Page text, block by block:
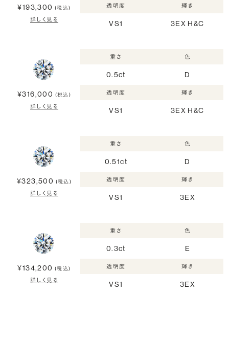
¥193,300 (税込)
詳しく見る
透明度
VS1
輝き
3EX H&C
¥316,000 (税込)
詳しく見る
重さ
0.5ct
色
D
透明度
VS1
輝き
3EX H&C
¥323,500 (税込)
詳しく見る
重さ
0.51ct
色
D
透明度
VS1
輝き
3EX
¥134,200 (税込)
詳しく見る
重さ
0.3ct
色
E
透明度
VS1
輝き
3EX